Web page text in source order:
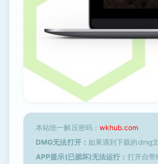
本站统一解压密码： wkhub.com
DMG无法打开： 如果遇到下载的dmg
APP提示(已损坏)无法运行： 打开自带